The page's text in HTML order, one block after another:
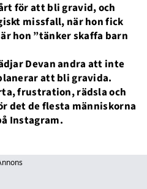
för att bli gravid, och
missfall, när hon fick
hon ”tänker skaffa barn
Devan andra att inte
att bli gravida.
frustration, rädsla och
det de flesta människorna
Instagram.